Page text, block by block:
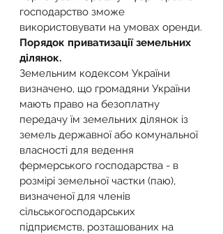
господарство зможе
використовувати на умовах оренди.
Порядок приватизації земельних
ділянок.
Земельним кодексом України
визначено, що громадяни України
мають право на безоплатну
передачу їм земельних ділянок із
земель державної або комунальної
власності для ведення
фермерського господарства - в
розмірі земельної частки (паю),
визначеної для членів
сільськогосподарських
підприємств, розташованих на